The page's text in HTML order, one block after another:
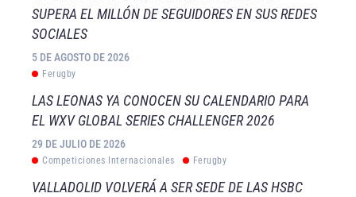
SUPERA EL MILLÓN DE SEGUIDORES EN SUS REDES
SOCIALES
5 DE AGOSTO DE 2026
Ferugby
LAS LEONAS YA CONOCEN SU CALENDARIO PARA
EL WXV GLOBAL SERIES CHALLENGER 2026
29 DE JULIO DE 2026
Competiciones Internacionales Ferugby
VALLADOLID VOLVERÁ A SER SEDE DE LAS HSBC